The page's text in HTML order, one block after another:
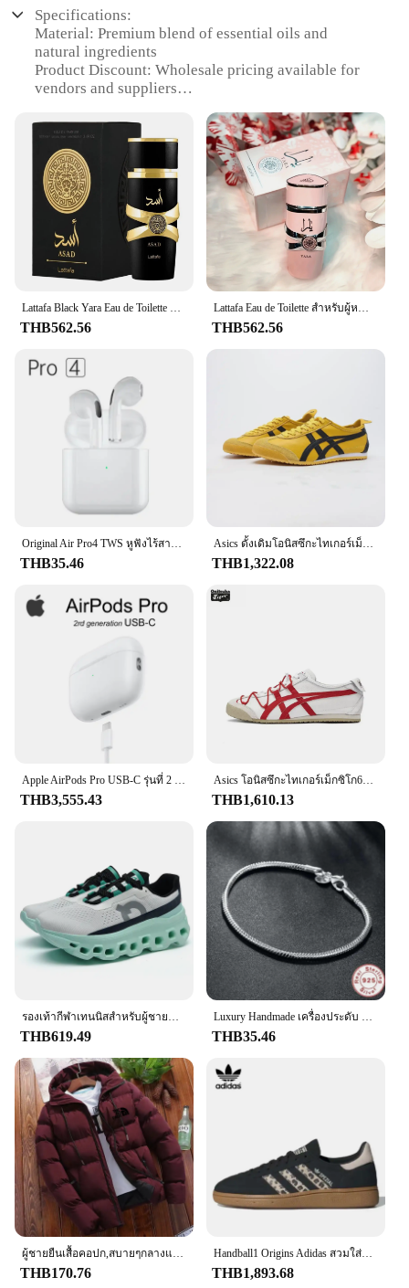
Specifications:
Material: Premium blend of essential oils and
natural ingredients
Product Discount: Wholesale pricing available for
vendors and suppliers
luxurious collection of scents
Design and Style: Elegantly crafted sets that reflect
a sophisticated aesthetic
Usage and Purpose: Ideal for personal use or as
gifts, enhancing one's fragrance experience
Performance and Property: Long-lasting fragrance
that captivates the senses
Features:
**Exquisite Aromatic Journey**
Immerse yourself in the enchanting world of scents
with the Origin Import Perfum collection. Each set
captivating fragrance experience. The luxurious
blend of essential oils and natural ingredients
ensures that every spritz transports you to a serene
and exotic destination. Whether you're looking to
add a touch of elegance to your daily routine or
seeking the perfect gift for a loved one, these
perfumes are designed to delight and impress.
**Versatile and Luxurious Gifting**
The Origin Import Perfum sets are not just about
personal indulgence; they are also the epitome of
luxury gifting. The sophisticated packaging and the
for any occasion. Whether it's a birthday,
anniversary, or a special gesture to show
lasting impression. The wholesale pricing available
for vendors and suppliers makes it an attractive
option for those looking to elevate their gifting
**Elegant and Versatile Design**
Each set in the Origin Import Perfum collection is a
testament to elegance and versatility. The design
and style of the perfumes are as captivating as the
scents they contain. The sets come in a variety of
shapes and sizes, ensuring that there is a perfect fit
for every taste and preference. Whether you're
looking for a compact travel-friendly option or a
statement piece for your vanity, these perfumes are
designed to complement your lifestyle and enhance
your personal style.
THB562.56 THB562.56
Original Air Pro4 TWS หูฟังไร้สายบลูทูธหูฟังกีฬาหูฟัง Dual In Ear Mini ชุดหูฟังพร้อมไมโครโฟนอุปกรณ์เสริมโทรศัพท์
THB35.46
Asics ดั้งเดิมโอนิสซึกะไทเกอร์เม็กซิกัน66, เชือกรองเท้าเสือ Onitsuka ผู้หญิงผู้ชายรองเท้าผ้าใบ unisex
THB1,322.08
Apple AirPods Pro USB‐C รุ่นที่ 2 พร้อม MagSafe Active Noise Canceling หูฟังบลูทูธไร้สายของแท้ของแท้
THB3,555.43
Asics โอนิสซึกะไทเกอร์เม็กซิโก66รองเท้าผ้าใบสีแดงน้ำหนักเบาสำหรับผู้ชายผู้หญิงคลาสสิกต่ำ
THB1,610.13
รองเท้ากีฬาเทนนิสสำหรับผู้ชายแบบดั้งเดิมรองเท้าวิ่งรองเท้าผ้าใบสุดหรูสำหรับเข้ายิมของผู้ชายรองเท้ารองเท้ากีฬาบุรุษ
THB619.49
Luxury Handmade เครื่องประดับ Fine 925 เงินสเตอร์ลิง Charm สร้อยข้อมือนุ่มเรียบงูสร้อยข้อมือผู้หญิง
THB35.46
ผู้ชายยืนเสื้อคอปก,สบายๆกลางแจ้งParka,Street Coat,ใหม่,ฤดูหนาว,2024 แจ็คเก็ตManแจ็คเก็ตสําหรับชาย 2024 Original
THB170.76
Handball1 Origins Adidas สวมใส่สบายคำพูดได้หลากหลายกันลื่นทนทานต่อการฉีกขาดสีน้ำตาลดำของผู้หญิง
THB1,893.68